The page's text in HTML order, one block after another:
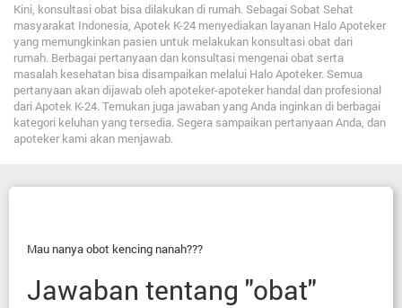
Kini, konsultasi obat bisa dilakukan di rumah. Sebagai Sobat Sehat
masyarakat Indonesia, Apotek K-24 menyediakan layanan Halo Apoteker
yang memungkinkan pasien untuk melakukan konsultasi obat dari
rumah. Berbagai pertanyaan dan konsultasi mengenai obat serta
masalah kesehatan bisa disampaikan melalui Halo Apoteker. Semua
pertanyaan akan dijawab oleh apoteker-apoteker handal dan profesional
dari Apotek K-24. Temukan juga jawaban yang Anda inginkan di berbagai
kategori keluhan yang tersedia. Segera sampaikan pertanyaan Anda, dan
apoteker kami akan menjawab.
Mau nanya obot kencing nanah???
Jawaban tentang "obat"